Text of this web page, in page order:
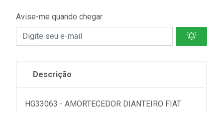
Avise-me quando chegar
Descrição
HG33063 - AMORTECEDOR DIANTEIRO FIAT